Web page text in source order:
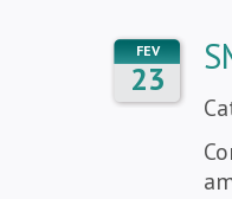
FEV
23